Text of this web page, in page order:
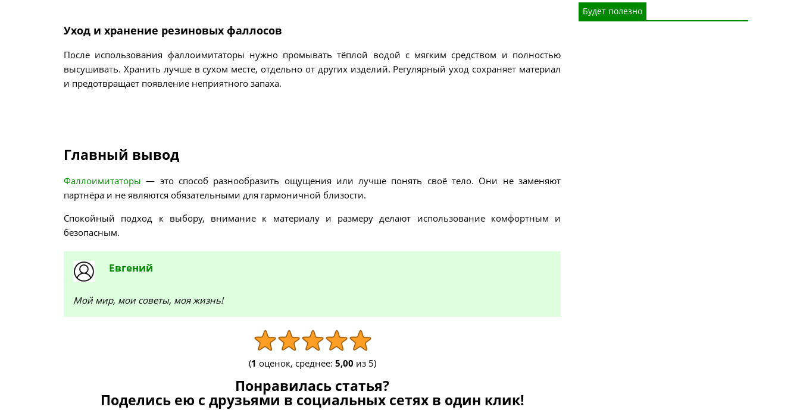
Уход и хранение резиновых фаллосов
После использования фаллоимитаторы нужно промывать тёплой водой с мягким средством и полностью
высушивать. Хранить лучше в сухом месте, отдельно от других изделий. Регулярный уход сохраняет материал
и предотвращает появление неприятного запаха.
Главный вывод
Фаллоимитаторы — это способ разнообразить ощущения или лучше понять своё тело. Они не заменяют
партнёра и не являются обязательными для гармоничной близости.
Спокойный подход к выбору, внимание к материалу и размеру делают использование комфортным и
безопасным.
Евгений
Мой мир, мои советы, моя жизнь!
(1 оценок, среднее: 5,00 из 5)
Понравилась статья?
Поделись ею с друзьями в социальных сетях в один клик!
Будет полезно